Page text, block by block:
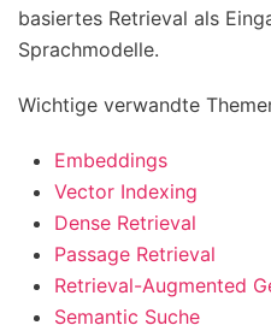
basiertes Retrieval als
Sprachmodelle.
Wichtige verwandte
Embeddings
Vector Indexing
Dense Retrieval
Passage Retrieval
Retrieval-Augmented
Semantic Suche